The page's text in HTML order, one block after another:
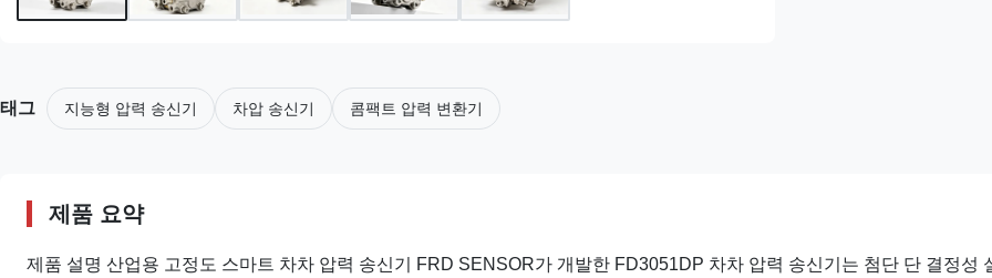
태그 지능형 압력 송신기 차압 송신기 콤팩트 압력 변환기
제품 요약
제품 설명 산업용 고정도 스마트 차차 압력 송신기 FRD SENSOR가 개발한 FD3051DP 차차 압력 송신기는 첨단 단 결정성